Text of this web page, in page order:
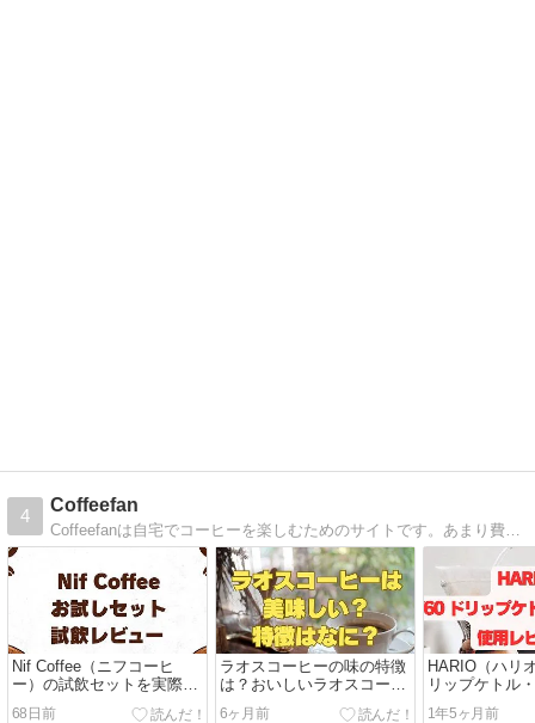
4
Coffeefan
Coffeefanは自宅でコーヒーを楽しむためのサイトです。あまり費用をかけずにお手軽・簡単に家で楽しいコーヒータイムを過ごせるような情報をお届けします。
Nif Coffee（ニフコーヒ
ー）の試飲セットを実際飲
んでみた感想
68日前
ラオスコーヒーの味の特徴
は？おいしいラオスコーヒ
ーの買い方
6ヶ月前
HARIO（ハリ
リップケトル
用レビュー
1年5ヶ月前